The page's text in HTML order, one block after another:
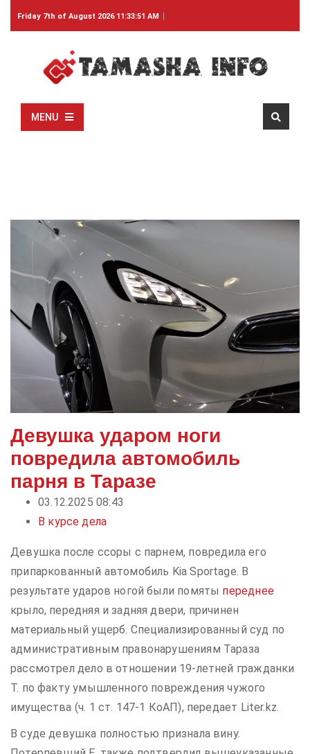
Friday 7th of August 2026 11:33:51 AM
MENU
Девушка ударом ноги
повредила автомобиль
парня в Таразе
03.12.2025 08:43
В курсе дела
Девушка после ссоры с парнем, повредила его
припаркованный автомобиль Kia Sportage. В
результате ударов ногой были помяты переднее
крыло, передняя и задняя двери, причинен
материальный ущерб. Специализированный суд по
административным правонарушениям Тараза
рассмотрел дело в отношении 19-летней гражданки
Т. по факту умышленного повреждения чужого
имущества (ч. 1 ст. 147-1 КоАП), передает Liter.kz.
В суде девушка полностью признала вину.